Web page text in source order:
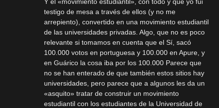
testigo de mesa a través de ellos (y no me
arrepiento), convertido en una movimiento estudiantil
de las universidades privadas. Algo, que no es poco
relevante si tomamos en cuenta que el Sí, sacó
100.000 votos en portuguesa y 100.000 en Apure, y
en Guárico la cosa iba por los 100.000 Parece que
no se han enterado de que también estos sitios hay
universidades, pero parece que a algunos les da un
«asquito» tratar de construir un movimiento
estudiantil con los estudiantes de la Universidad de